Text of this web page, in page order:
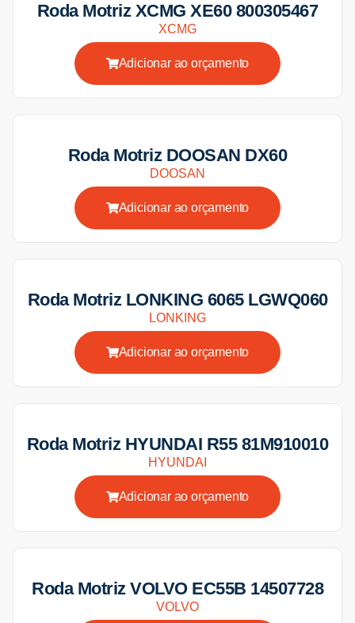
Roda Motriz XCMG XE60 800305467
XCMG
Adicionar ao orçamento
Roda Motriz DOOSAN DX60
DOOSAN
Adicionar ao orçamento
Roda Motriz LONKING 6065 LGWQ060
LONKING
Adicionar ao orçamento
Roda Motriz HYUNDAI R55 81M910010
HYUNDAI
Adicionar ao orçamento
Roda Motriz VOLVO EC55B 14507728
VOLVO